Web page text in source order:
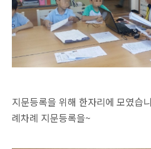
지문등록을 위해 한자리에 모였습
례차례 지문등록을~